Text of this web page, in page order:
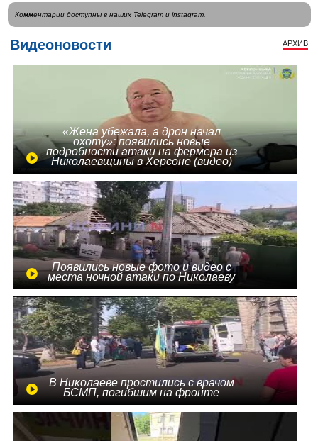
Комментарии доступны в наших Telegramи instagram.
Видеоновости АРХИВ
«Жена убежала, а дрон начал
охоту»: появились новые
подробности атаки на фермера из
Николаевщины в Херсоне (видео)
Появились новые фото и видео с
места ночной атаки по Николаеву
В Николаеве простились с врачом
БСМП, погибшим на фронте